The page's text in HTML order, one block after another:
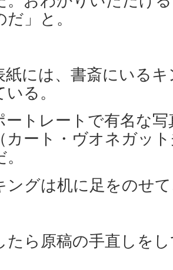
」と。
紙には、書斎にいる
る。
ト レートで有名な
カート・ヴオネガッ
ングは机に足をのせ
たら原稿の手直しを